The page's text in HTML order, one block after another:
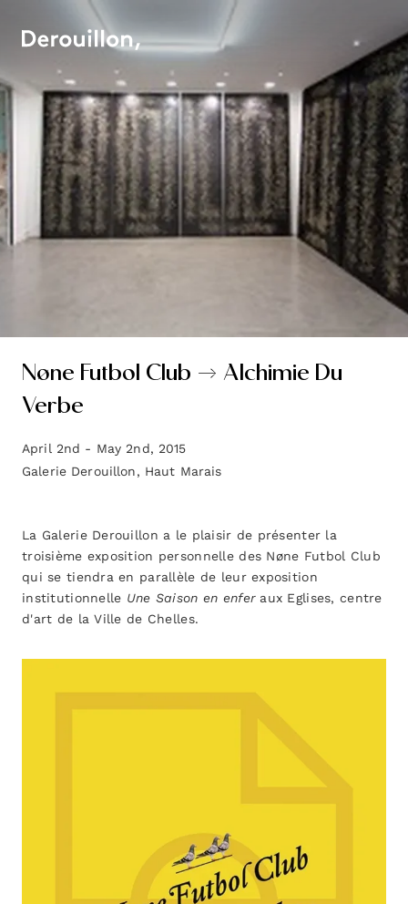
Nøne Futbol Club → Alchimie Du
Verbe
April 2nd - May 2nd, 2015
Galerie Derouillon, Haut Marais
La Galerie Derouillon a le plaisir de présenter la
troisième exposition personnelle des Nøne Futbol Club
qui se tiendra en parallèle de leur exposition
institutionnelle Une Saison en enferaux Eglises, centre
d'art de la Ville de Chelles.